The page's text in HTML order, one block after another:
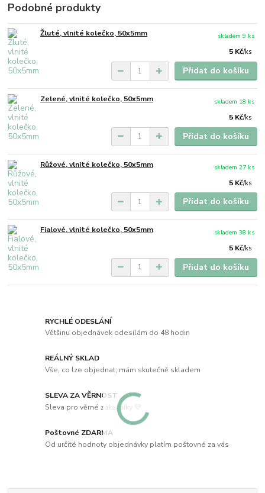
Podobné produkty
Žluté, vlnité kolečko, 50x5mm
5 Kč/ks
skladem 9 ks
Přidat do košíku
Zelené, vlnité kolečko, 50x5mm
5 Kč/ks
skladem 18 ks
Přidat do košíku
Růžové, vlnité kolečko, 50x5mm
5 Kč/ks
skladem 27 ks
Přidat do košíku
Fialové, vlnité kolečko, 50x5mm
5 Kč/ks
skladem 38 ks
Přidat do košíku
RYCHLÉ ODESLÁNÍ
Většinu objednávek odesílám do 48 hodin
REÁLNÝ SKLAD
Vše, co lze objednat, mám skutečně skladem
SLEVA ZA VĚRNOST
Sleva pro věrné zákazníky 💛
Poštovné ZDARMA
Od určité hodnoty objednávky platím poštovné za vás